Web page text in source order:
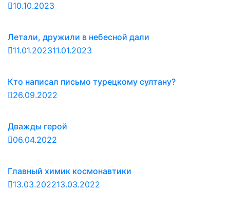
10.10.2023
Летали, дружили в небесной дали
11.01.202311.01.2023
Кто написал письмо турецкому султану?
26.09.2022
Дважды герой
06.04.2022
Главный химик космонавтики
13.03.202213.03.2022